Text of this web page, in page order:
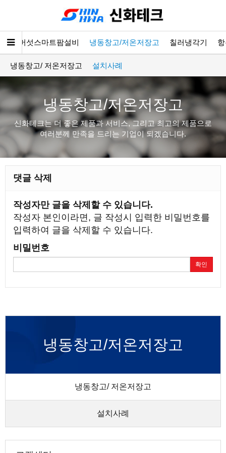
버섯스마트팜설비 냉동창고/저온저장고 칠러냉각기
냉동창고/ 저온저장고 설치사례
냉동창고/저온저장고
신화테크는 더 좋은 제품과 서비스, 그리고 최고의 제품으로
여러분께 만족을 드리는 기업이 되겠습니다.
댓글 삭제
작성자만 글을 삭제할 수 있습니다.
작성자 본인이라면, 글 작성시 입력한 비밀번호를
입력하여 글을 삭제할 수 있습니다.
비밀번호
확인
냉동창고/저온저장고
냉동창고/ 저온저장고
설치사례